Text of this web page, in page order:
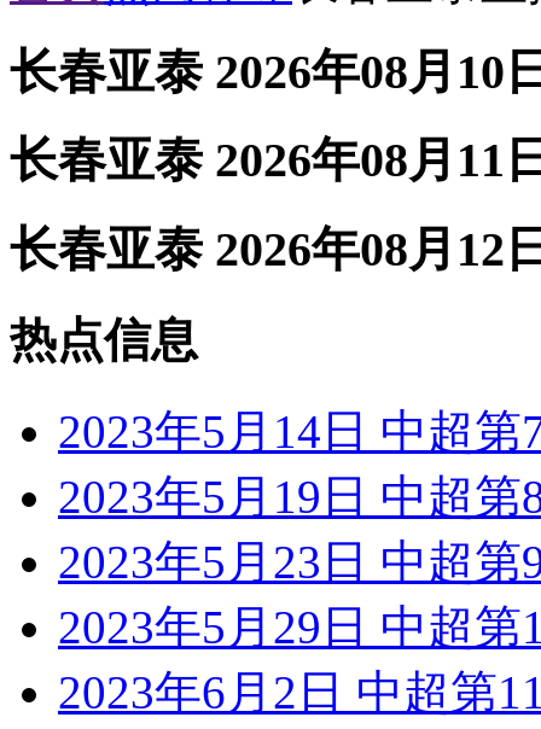
长春亚泰 2026年08月10
长春亚泰 2026年08月11
长春亚泰 2026年08月12
热点信息
2023年5月14日 中超
2023年5月19日 中超
2023年5月23日 中超
2023年5月29日 中超
2023年6月2日 中超第